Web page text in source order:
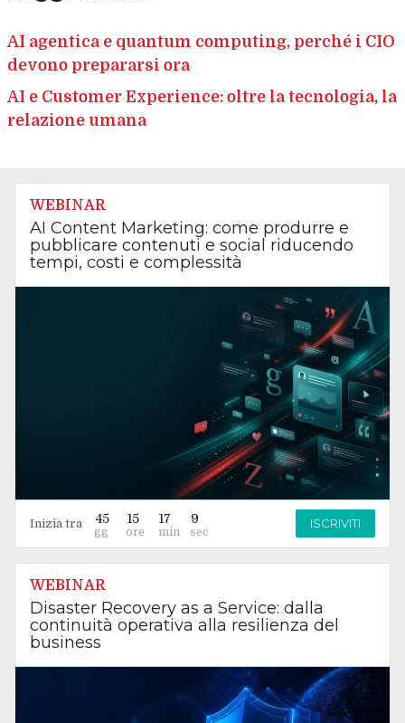
AI agentica e quantum computing, perché i CIO
devono prepararsi ora
AI e Customer Experience: oltre la tecnologia, la
relazione umana
WEBINAR
AI Content Marketing: come produrre e
pubblicare contenuti e social riducendo
tempi, costi e complessità
Inizia tra 45 15 17 8 ISCRIVITI
WEBINAR
Disaster Recovery as a Service: dalla
continuità operativa alla resilienza del
business